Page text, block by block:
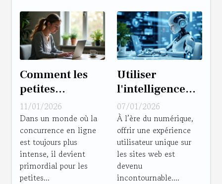
Comment les
petites
entreprises
peuvent-elles
optimiser leur
marketing
digital ?
11/01/2026
Dans un monde où la
concurrence en ligne
est toujours plus
intense, il devient
primordial pour les
petites...
Utiliser
l'intelligence
artificielle pour
personnaliser
l'expérience
utilisateur sur
les sites web
07/01/2026
À l’ère du numérique,
offrir une expérience
utilisateur unique sur
les sites web est
devenu
incontournable....